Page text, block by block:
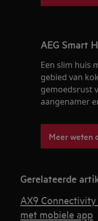
AEG Smart
Een slim huis
gebied van
gemoedsrust
aangenamer
Gerelateerde
AX9
met mobiele app